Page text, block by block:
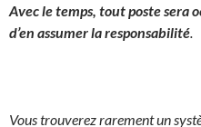
Avec le temps, tout poste sera
d’en assumer la responsabilité
Vous trouverez rarement un